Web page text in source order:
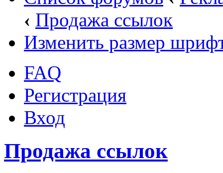
‹ Продажа ссылок
Изменить размер
FAQ
Регистрация
Вход
Продажа ссылок